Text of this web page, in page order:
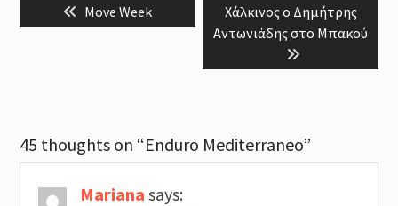
navigationPrevious
post:
Move Week
Next
post:
Χάλκινος ο Δημήτρης
Αντωνιάδης στο Μπακού
45 thoughts on “Enduro Mediterraneo”
Mariana says: